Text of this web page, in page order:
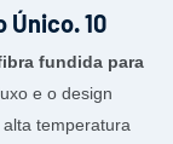
fundida para
e o design
temperatura